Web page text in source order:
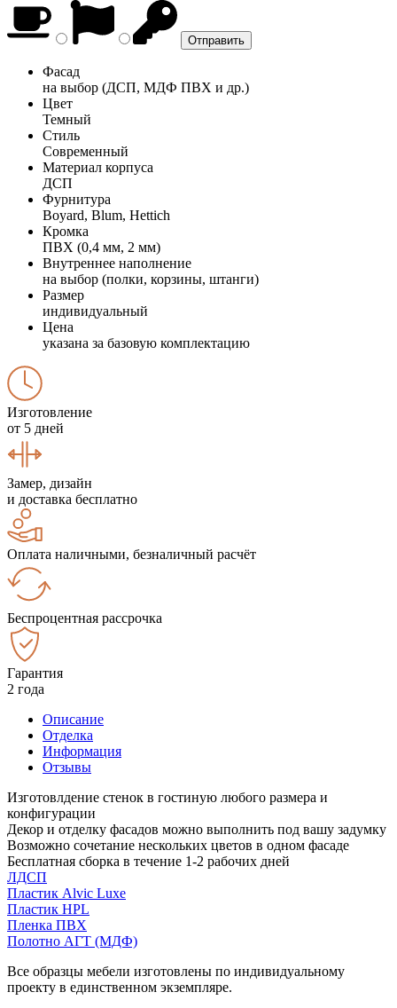
Фасад
на выбор (ДСП, МДФ ПВХ и др.)
Цвет
Темный
Стиль
Современный
Материал корпуса
ДСП
Фурнитура
Boyard, Blum, Hettich
Кромка
ПВХ (0,4 мм, 2 мм)
Внутреннее наполнение
на выбор (полки, корзины, штанги)
Размер
индивидуальный
Цена
указана за базовую комплектацию
Изготовление
от 5 дней
Замер, дизайн
и доставка бесплатно
Оплата наличными, безналичный расчёт
Беспроцентная рассрочка
Гарантия
2 года
Описание
Отделка
Информация
Отзывы
Изготовлдение стенок в гостиную любого размера и
конфигурации
Декор и отделку фасадов можно выполнить под вашу задумку
Возможно сочетание нескольких цветов в одном фасаде
Бесплатная сборка в течение 1-2 рабочих дней
ЛДСП
Пластик Alvic Luxe
Пластик HPL
Пленка ПВХ
Полотно АГТ (МДФ)
Все образцы мебели изготовлены по индивидуальному
проекту в единственном экземпляре.